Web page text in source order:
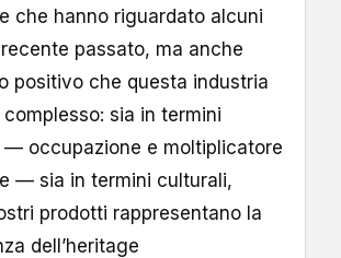
che hanno riguardato alcuni
passato, ma anche
positivo che questa industria
sia in termini
— occupazione e moltiplicatore
— sia in termini culturali,
prodotti rappresentano la
dell’heritage